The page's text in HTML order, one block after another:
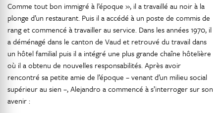
Comme tout bon immigré à l’époque », il a travaillé au noir à la
plonge d’un restaurant. Puis il a accédé à un poste de commis de
rang et commencé à travailler au service. Dans les années 1970, il
a déménagé dans le canton de Vaud et retrouvé du travail dans
un hôtel familial puis il a intégré une plus grande chaîne hôtelière
où il a obtenu de nouvelles responsabilités. Après avoir
rencontré sa petite amie de l’époque – venant d’un milieu social
supérieur au sien –, Alejandro a commencé à s’interroger sur son
avenir :